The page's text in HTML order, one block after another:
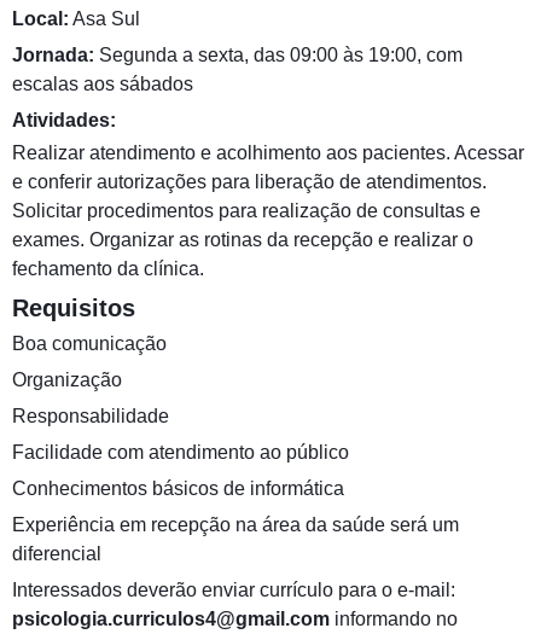
Local: Asa Sul
Jornada: Segunda a sexta, das 09:00 às 19:00, com
escalas aos sábados
Atividades:
Realizar atendimento e acolhimento aos pacientes. Acessar
e conferir autorizações para liberação de atendimentos.
Solicitar procedimentos para realização de consultas e
exames. Organizar as rotinas da recepção e realizar o
fechamento da clínica.
Requisitos
Boa comunicação
Organização
Responsabilidade
Facilidade com atendimento ao público
Conhecimentos básicos de informática
Experiência em recepção na área da saúde será um
diferencial
Interessados deverão enviar currículo para o e-mail:
psicologia.curriculos4@gmail.com informando no